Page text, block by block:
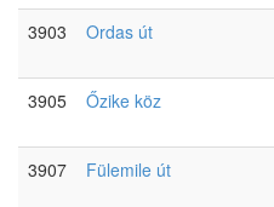
3903
Ordas út
3905
Őzike köz
3907
Fülemile út